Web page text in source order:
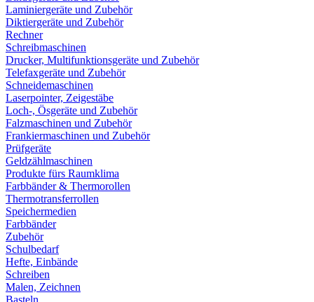
Laminiergeräte und Zubehör
Diktiergeräte und Zubehör
Rechner
Schreibmaschinen
Drucker, Multifunktionsgeräte und Zubehör
Telefaxgeräte und Zubehör
Schneidemaschinen
Laserpointer, Zeigestäbe
Loch-, Ösgeräte und Zubehör
Falzmaschinen und Zubehör
Frankiermaschinen und Zubehör
Prüfgeräte
Geldzählmaschinen
Produkte fürs Raumklima
Farbbänder & Thermorollen
Thermotransferrollen
Speichermedien
Farbbänder
Zubehör
Schulbedarf
Hefte, Einbände
Schreiben
Malen, Zeichnen